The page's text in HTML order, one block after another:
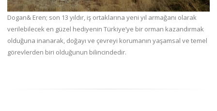
Dogan& Eren; son 13 yıldır, iş ortaklarına yeni yıl armağanı olarak
verilebilecek en güzel hediyenin Türkiye’ye bir orman kazandırmak
olduğuna inanarak, doğayı ve çevreyi korumanın yaşamsal ve temel
görevlerden biri olduğunun bilincindedir.